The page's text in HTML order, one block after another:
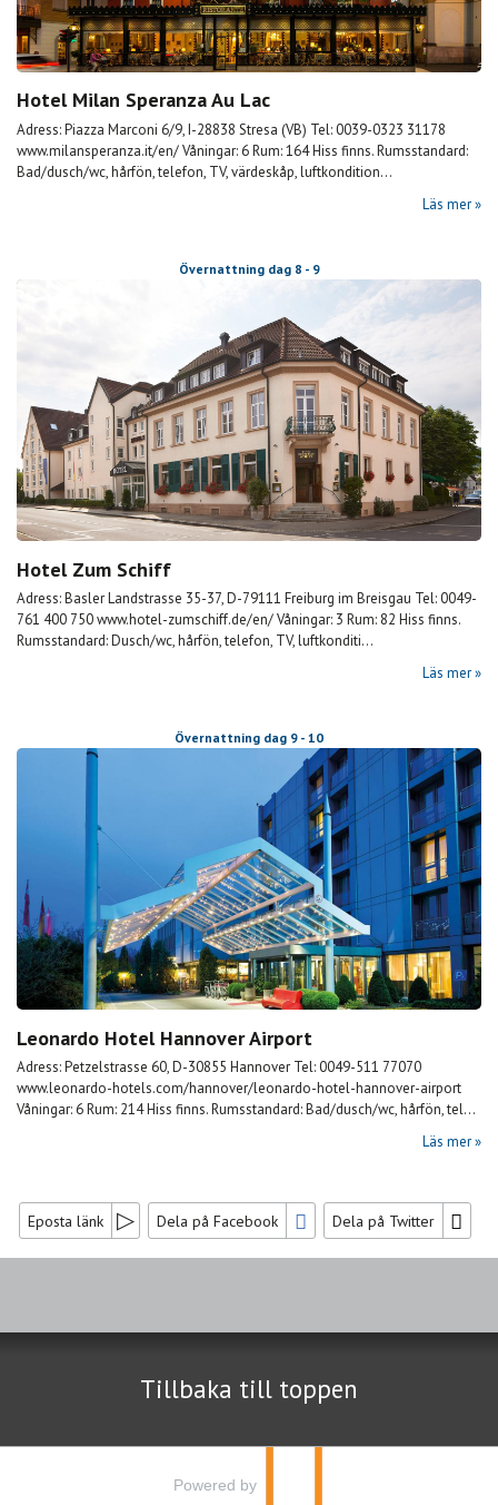
Hotel Milan Speranza Au Lac
Adress: Piazza Marconi 6/9, I-28838 Stresa (VB) Tel: 0039-0323 31178
www.milansperanza.it/en/ Våningar: 6 Rum: 164 Hiss finns. Rumsstandard:
Bad/dusch/wc, hårfön, telefon, TV, värdeskåp, luftkondition...
Läs mer
Övernattning dag 8 - 9
Hotel Zum Schiff
Adress: Basler Landstrasse 35-37, D-79111 Freiburg im Breisgau Tel: 0049-
761 400 750 www.hotel-zumschiff.de/en/ Våningar: 3 Rum: 82 Hiss finns.
Rumsstandard: Dusch/wc, hårfön, telefon, TV, luftkonditi...
Läs mer
Övernattning dag 9 - 10
Leonardo Hotel Hannover Airport
Adress: Petzelstrasse 60, D-30855 Hannover Tel: 0049-511 77070
www.leonardo-hotels.com/hannover/leonardo-hotel-hannover-airport
Våningar: 6 Rum: 214 Hiss finns. Rumsstandard: Bad/dusch/wc, hårfön, tel...
Läs mer
Eposta länk Dela på Facebook Dela på Twitter
Jag samtycker till dataskyddspolicyn.
Tillbaka till toppen
Powered by